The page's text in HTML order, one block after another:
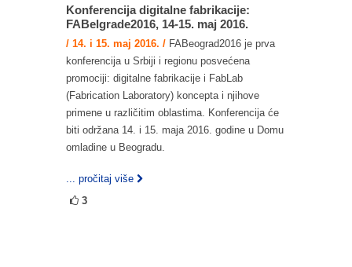
Konferencija digitalne fabrikacije:
FABelgrade2016, 14-15. maj 2016.
/ 14. i 15. maj 2016. / FABeograd2016 je prva
konferencija u Srbiji i regionu posvećena
promociji: digitalne fabrikacije i FabLab
(Fabrication Laboratory) koncepta i njihove
primene u različitim oblastima. Konferencija će
biti održana 14. i 15. maja 2016. godine u Domu
omladine u Beogradu.
... pročitaj više
3